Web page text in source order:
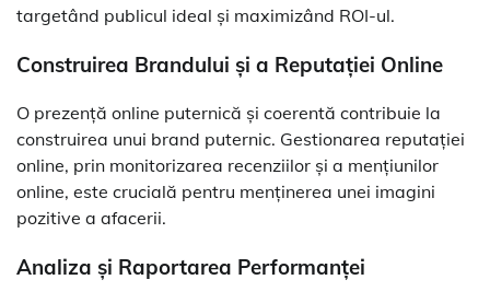
targetând publicul ideal și maximizând ROI-ul.
Construirea Brandului și a Reputației Online
O prezență online puternică și coerentă contribuie la
construirea unui brand puternic. Gestionarea reputației
online, prin monitorizarea recenziilor și a mențiunilor
online, este crucială pentru menținerea unei imagini
pozitive a afacerii.
Analiza și Raportarea Performanței